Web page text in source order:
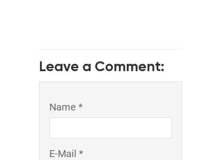
Leave a Comment:
Name *
E-Mail *